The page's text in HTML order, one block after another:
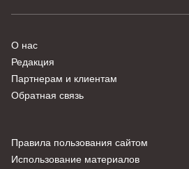
О нас
Редакция
Партнерам и клиентам
Обратная связь
Правила пользования сайтом
Использование материалов